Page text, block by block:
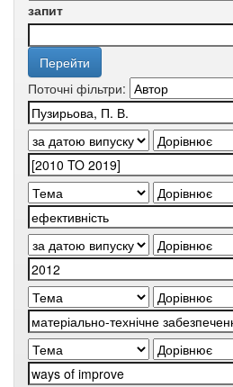
запит
Поточні фільтри: